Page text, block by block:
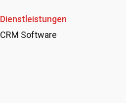
Dienstleistungen
CRM Software